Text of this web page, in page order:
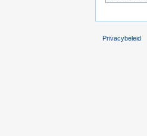
Privacybeleid